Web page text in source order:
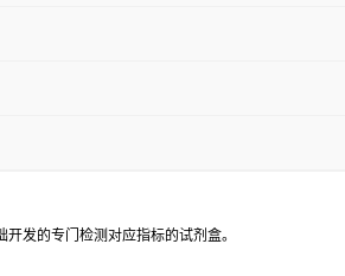
发的专门检测对应指标的试剂盒。